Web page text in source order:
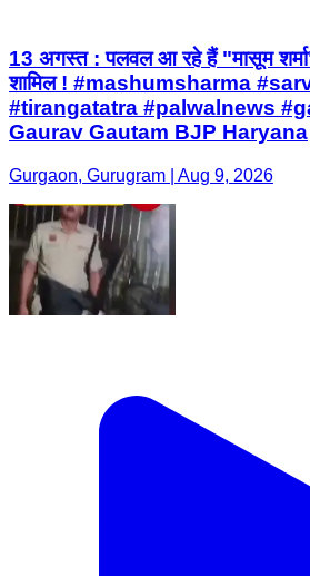
13 अगस्त : पलवल आ रहे हैं "मासूम शर्मा"
शामिल ! #mashumsharma
#tirangatatra #palwalnews
Gaurav Gautam BJP Haryana
Gurgaon, Gurugram | Aug 9, 2026